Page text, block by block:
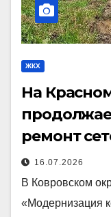
ЖКХ
На
ремонт
16.07.2026
В Ковровском
«Модернизация